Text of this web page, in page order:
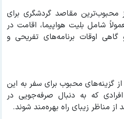
محبوب‌ترین مقاصد گردشگری برای
شامل بلیت هواپیما، اقامت در
گاهی اوقات برنامه‌های تفریحی و
از گزینه‌های محبوب برای سفر به این
که به دنبال صرفه‌جویی در
مناظر زیبای راه بهره‌مند شوند.